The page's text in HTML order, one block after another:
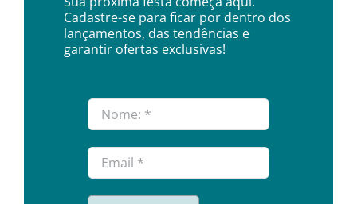
Cadastre-se para ficar por dentro dos
lançamentos, das tendências e
garantir ofertas exclusivas!